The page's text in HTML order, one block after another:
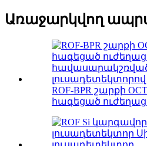
Առաջարկվող
ROF-BPR շարքի
հագեցած